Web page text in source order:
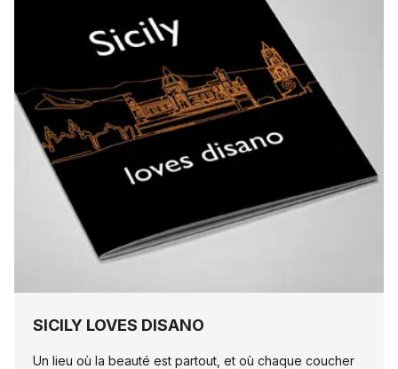
SICILY LOVES DISANO
Un lieu où la beauté est partout, et où chaque coucher